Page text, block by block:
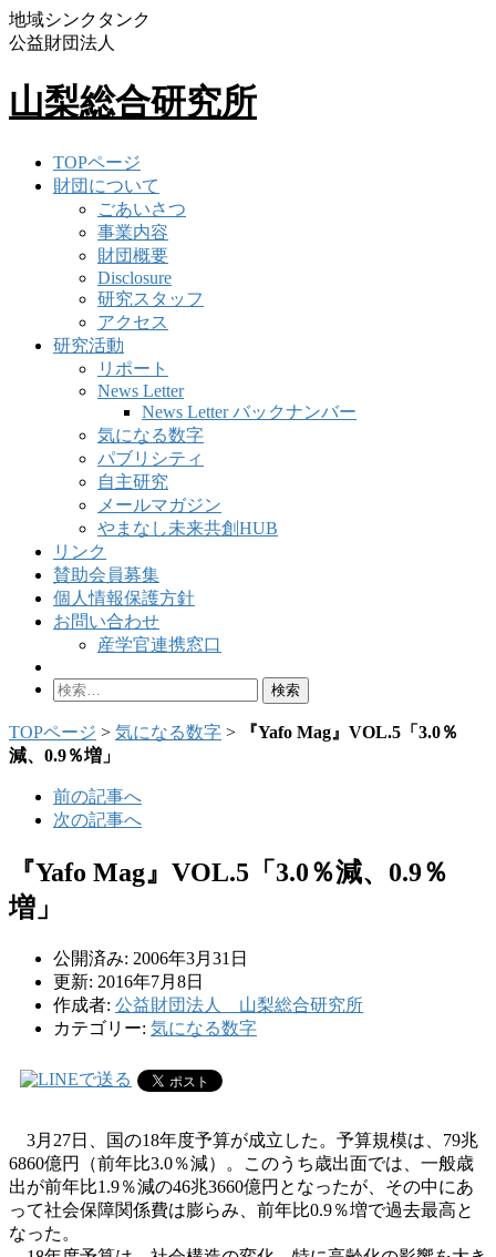
地域シンクタンク
公益財団法人
山梨総合研究所
TOPページ
財団について
ごあいさつ
事業内容
財団概要
Disclosure
研究スタッフ
アクセス
研究活動
リポート
News Letter
News Letter バックナンバー
気になる数字
パブリシティ
自主研究
メールマガジン
やまなし未来共創HUB
リンク
賛助会員募集
個人情報保護方針
お問い合わせ
産学官連携窓口
検
TOPページ > 気になる数字 >
『Yafo Mag』VOL.5「3.0％
減、0.9％増」
前の記事へ
次の記事へ
『Yafo Mag』VOL.5「3.0％減、0.9％
増」
公開済み: 2006年3月31日
更新: 2016年7月8日
作成者: 公益財団法人 山梨総合研究所
カテゴリー: 気になる数字
3月27日、国の18年度予算が成立した。予算規模は、79兆
6860億円（前年比3.0％減）。このうち歳出面では、一般歳
出が前年比1.9％減の46兆3660億円となったが、その中にあ
って社会保障関係費は膨らみ、前年比0.9％増で過去最高と
なった。